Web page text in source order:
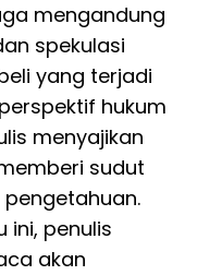
mengandung
spekulasi
yang terjadi
hukum
menyajikan
sudut
ini, penulis
akan